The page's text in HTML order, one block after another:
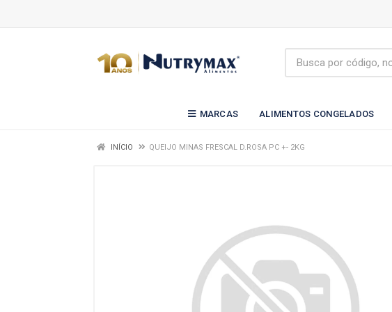
MARCAS ALIMENTOS CONGELADOS
INÍCIO QUEIJO MINAS FRESCAL D.ROSA PC +- 2KG